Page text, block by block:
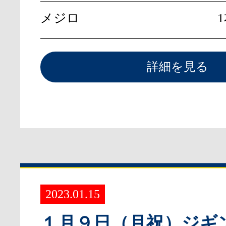
メジロ
詳細を見る
2023.01.15